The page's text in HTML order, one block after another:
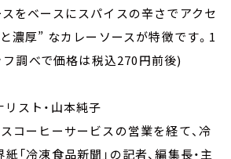
をベースにスパイスの辛さでアクセ
濃厚” なカレーソースが特徴です。1
調べで価格は税込270円前後)
スト・山本純子
コーヒーサービスの営業を経て、冷
「冷凍食品新聞」の記者、編集長・主